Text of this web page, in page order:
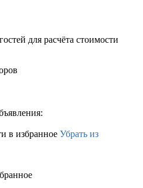
для расчёта стоимости
в избранное Убрать из